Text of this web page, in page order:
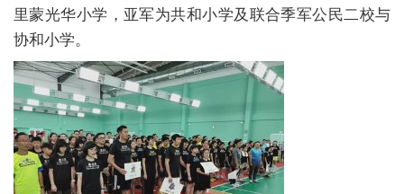
里蒙光华小学，亚军为共和小学及联合季军公民二校与
协和小学。